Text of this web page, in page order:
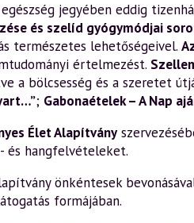
jegyében eddig
és szelíd gyógymódjai
természetes lehetőségeivel.
értelmezést.
a bölcsesség és a szeretet
; Gabonaételek – A Nap
Élet Alapítvány
és hangfelvételeket.
önkéntesek
formájában.